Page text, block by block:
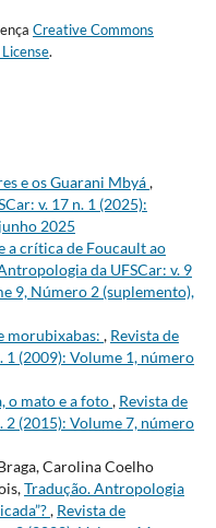
Creative Commons
.
e os Guarani Mbyá,
v. 17 n. 1 (2025):
2025
a crítica de Foucault ao
da UFSCar: v. 9
9, Número 2 (suplemento),
morubixabas: , Revista de
1 (2009): Volume 1, número
o mato e a foto, Revista de
2 (2015): Volume 7, número
Carolina Coelho
Tradução. Antropologia
, Revista de